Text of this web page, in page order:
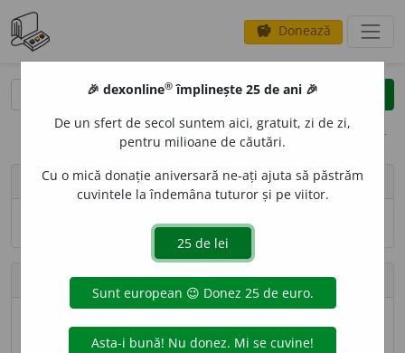
savings Donează
opțiuni
person Gurău Cornelia Larisa
Numele și adresa de e-mail nu sînt vizibile.
Contribuții
50 (locul 100)
🎉 dexonline® împlinește 25 de ani 🎉
De un sfert de secol suntem aici, gratuit, zi de zi,
pentru milioane de căutări.
Cu o mică donație aniversară ne-ați ajuta să păstrăm
cuvintele la îndemâna tuturor și pe viitor.